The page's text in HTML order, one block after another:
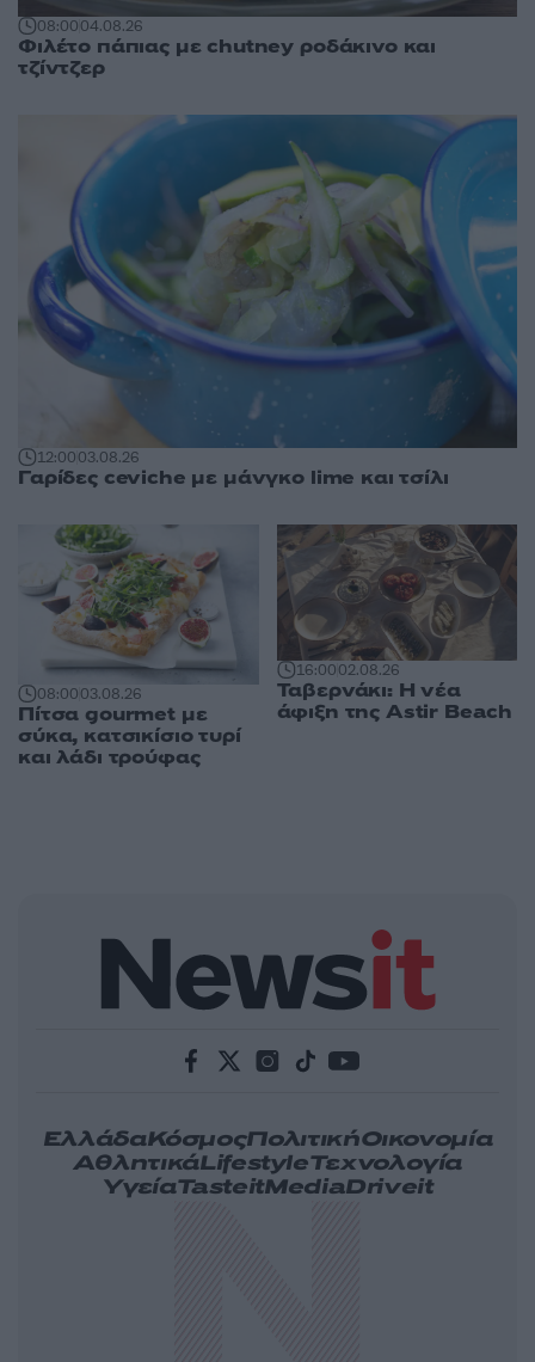
08:0004.08.26
Φιλέτο πάπιας με chutney ροδάκινο και
τζίντζερ
12:0003.08.26
Γαρίδες ceviche με μάνγκο lime και τσίλι
08:0003.08.26
Πίτσα gourmet με
σύκα, κατσικίσιο τυρί
και λάδι τρούφας
16:0002.08.26
Ταβερνάκι: Η νέα
άφιξη της Astir Beach
ΕλλάδαΚόσμοςΠολιτικήΟικονομία
ΑθλητικάLifestyleΤεχνολογία
ΥγείαTasteitMediaDriveit